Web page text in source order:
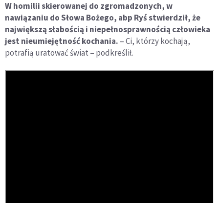
W homilii skierowanej do zgromadzonych, w
nawiązaniu do Słowa Bożego, abp Ryś stwierdził, że
największą słabością i niepełnosprawnością człowieka
jest nieumiejętność kochania. – Ci, którzy kochają,
potrafią uratować świat – podkreślił.